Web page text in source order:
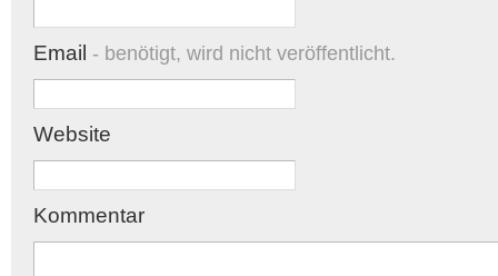
Email - benötigt, wird nicht veröffentlicht.
Website
Kommentar